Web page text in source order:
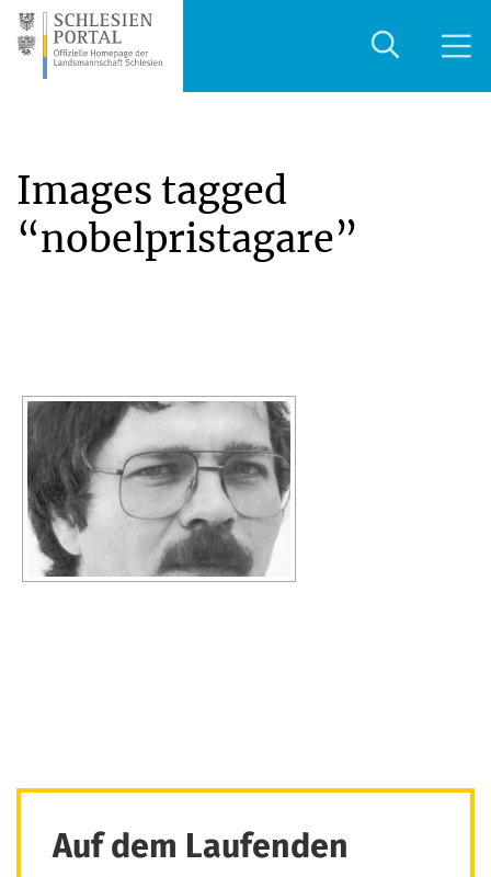
Images tagged
“nobelpristagare”
Auf dem Laufenden